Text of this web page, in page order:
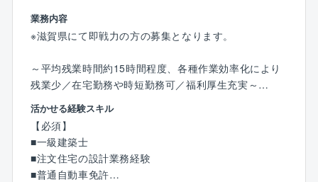
■勤務環境：
・ベテラン社員も多数在籍しており、経験豊富なメン
・旭化成グループ外（外販案件）からの引き合いも増
加しており、旭化成の設備だけでなく様々な顧客案件
に携わる機会があります
・設計から施工管理まで一貫して関わることができる
ため、エンジニアとしての専門性を高められます
・若手からベテランの方まで広く活躍頂けるフィール
ドがあります。積極的にご応募ください。
業務内容
※滋賀県にて即戦力の方の募集となります。
～平均残業時間約15時間程度、各種作業効率化により
残業少／在宅勤務や時短勤務可／福利厚生充実～
■業務の概要：
木造軸組工法/2×6工法の注文住宅の設計業務（注文住
宅のプランの企画/製図、敷地調査、各種申請など）を
お任せします。
活かせる経験スキル
【必須】
■一級建築士
■注文住宅の設計業務経験
■普通自動車免許